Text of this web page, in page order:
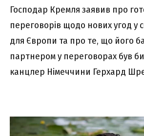
Господар Кремля заявив про
переговорів щодо нових угод у
для Європи та про те, що його
партнером у переговорах був
канцлер Німеччини Герхард